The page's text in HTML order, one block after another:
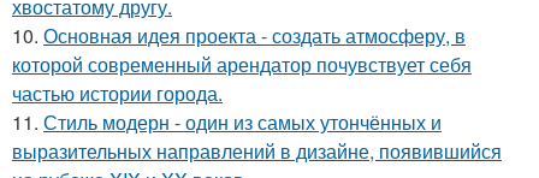
хвостатому другу.
10. Основная идея проекта - создать атмосферу, в
которой современный арендатор почувствует себя
частью истории города.
11. Стиль модерн - один из самых утончённых и
выразительных направлений в дизайне, появившийся